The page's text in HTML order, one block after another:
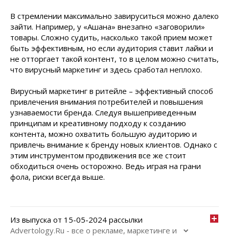
В стремлении максимально завируситься можно далеко
зайти. Например, у «Ашана» внезапно «заговорили»
товары. Сложно судить, насколько такой прием может
быть эффективным, но если аудитория ставит лайки и
не отторгает такой контент, то в целом можно считать,
что вирусный маркетинг и здесь сработал неплохо.
Вирусный маркетинг в ритейле – эффективный способ
привлечения внимания потребителей и повышения
узнаваемости бренда. Следуя вышеприведенным
принципам и креативному подходу к созданию
контента, можно охватить большую аудиторию и
привлечь внимание к бренду новых клиентов. Однако с
этим инструментом продвижения все же стоит
обходиться очень осторожно. Ведь играя на грани
фола, риски всегда выше.
Из выпуска от 15-05-2024 рассылки
Advertology.Ru - все о рекламе, маркетинге и